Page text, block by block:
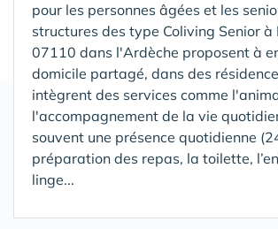
pour les personnes âgées et les
structures des type Coliving Senior à
07110 dans l'Ardèche proposent à
domicile partagé, dans des
intègrent des services comme
l'accompagnement de la vie
souvent une présence quotidienne
préparation des repas, la toilette,
linge...